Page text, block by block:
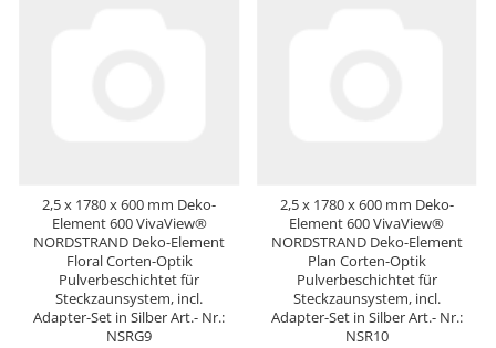
2,5 x 1780 x 600 mm Deko-
Element 600 VivaView®
NORDSTRAND Deko-Element
Floral Corten-Optik
Pulverbeschichtet für
Steckzaunsystem, incl.
Adapter-Set in Silber Art.- Nr.:
NSRG9
2,5 x 1780 x 600 mm Deko-
Element 600 VivaView®
NORDSTRAND Deko-Element
Plan Corten-Optik
Pulverbeschichtet für
Steckzaunsystem, incl.
Adapter-Set in Silber Art.- Nr.:
NSR10